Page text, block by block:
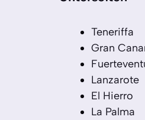
Teneriffa
Gran
Lanzarote
El Hierro
La Palma